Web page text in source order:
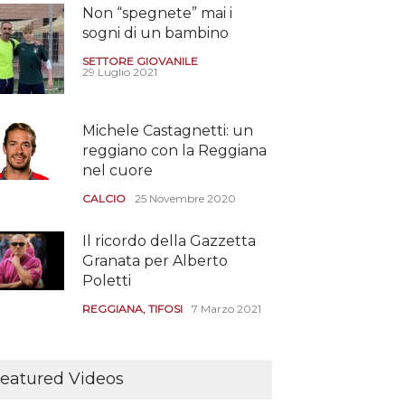
Non “spegnete” mai i
sogni di un bambino
SETTORE GIOVANILE
29 Luglio 2021
Michele Castagnetti: un
reggiano con la Reggiana
nel cuore
CALCIO 25 Novembre 2020
Il ricordo della Gazzetta
Granata per Alberto
Poletti
REGGIANA, TIFOSI 7 Marzo 2021
assistere agli allenamenti
Videos